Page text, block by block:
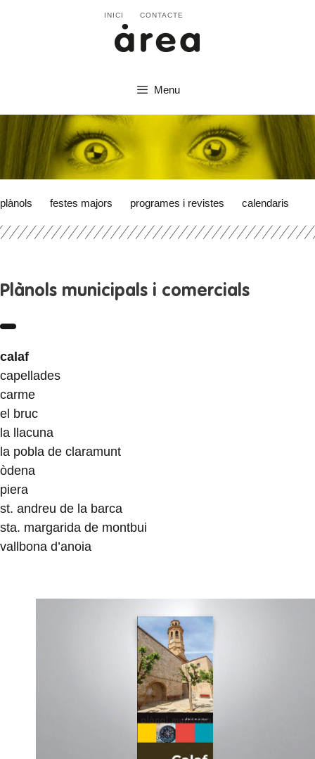
INICI CONTACTE
Menu
plànols festes majors programes i revistes calendaris
Plànols municipals i comercials
calaf
capellades
carme
el bruc
la llacuna
la pobla de claramunt
òdena
piera
st. andreu de la barca
sta. margarida de montbui
vallbona d’anoia